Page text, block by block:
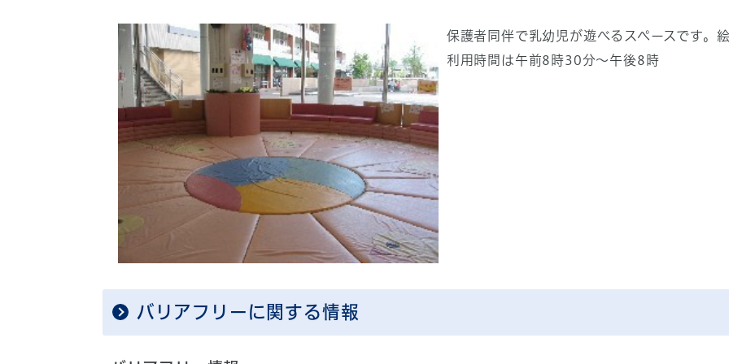
保護者同伴で乳幼児が遊べるスペースです。
利用時間は午前8時30分～午後8時
バリアフリーに関する情報